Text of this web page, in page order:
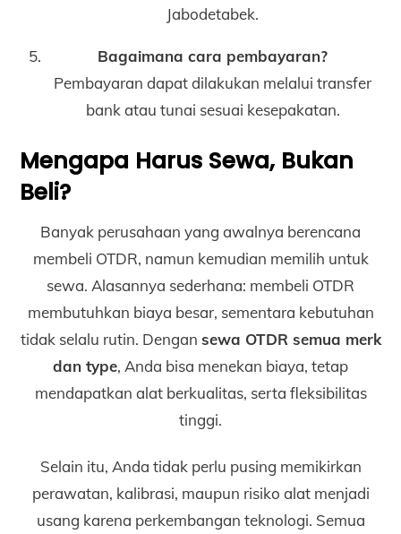
Jabodetabek.
Bagaimana cara pembayaran?
Pembayaran dapat dilakukan melalui transfer
bank atau tunai sesuai kesepakatan.
Mengapa Harus Sewa, Bukan
Beli?
Banyak perusahaan yang awalnya berencana
membeli OTDR, namun kemudian memilih untuk
sewa. Alasannya sederhana: membeli OTDR
membutuhkan biaya besar, sementara kebutuhan
tidak selalu rutin. Dengan sewa OTDR semua merk
dan type, Anda bisa menekan biaya, tetap
mendapatkan alat berkualitas, serta fleksibilitas
tinggi.
Selain itu, Anda tidak perlu pusing memikirkan
perawatan, kalibrasi, maupun risiko alat menjadi
usang karena perkembangan teknologi. Semua